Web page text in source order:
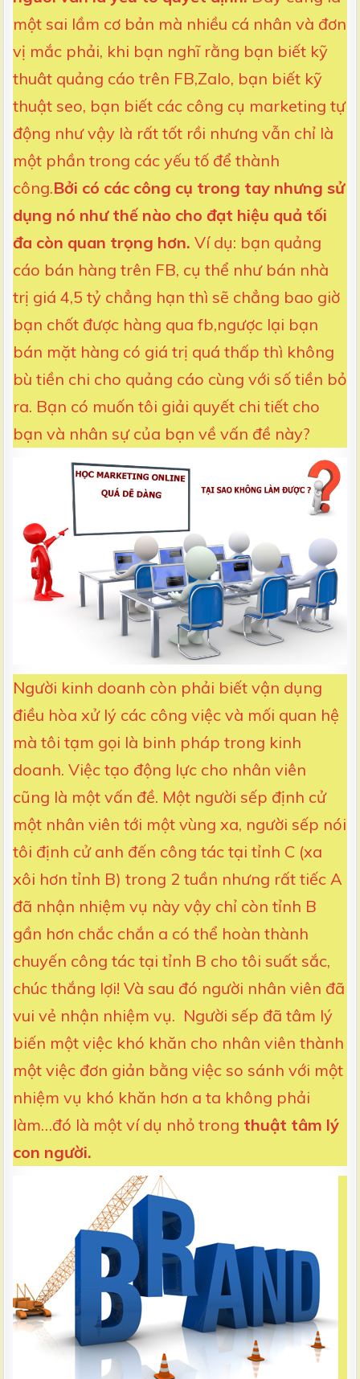
một sai lầm cơ bản mà nhiều cá nhân và đơn
vị mắc phải, khi bạn nghĩ rằng bạn biết kỹ
thuât quảng cáo trên FB,Zalo, bạn biết kỹ
thuật seo, bạn biết các công cụ marketing tự
động như vậy là rất tốt rồi nhưng vẫn chỉ là
một phần trong các yếu tố để thành
công.Bởi có các công cụ trong tay nhưng sử
dụng nó như thế nào cho đạt hiệu quả tối
đa còn quan trọng hơn. Ví dụ: bạn quảng
cáo bán hàng trên FB, cụ thể như bán nhà
trị giá 4,5 tỷ chẳng hạn thì sẽ chẳng bao giờ
bạn chốt được hàng qua fb,ngược lại bạn
bán mặt hàng có giá trị quá thấp thì không
bù tiền chi cho quảng cáo cùng với số tiền bỏ
ra. Bạn có muốn tôi giải quyết chi tiết cho
bạn và nhân sự của bạn về vấn đề này?
Người kinh doanh còn phải biết vận dụng
điều hòa xử lý các công việc và mối quan hệ
mà tôi tạm gọi là binh pháp trong kinh
doanh. Việc tạo động lực cho nhân viên
cũng là một vấn đề. Một người sếp định cử
một nhân viên tới một vùng xa, người sếp nói
tôi định cử anh đến công tác tại tỉnh C (xa
xôi hơn tỉnh B) trong 2 tuần nhưng rất tiếc A
đã nhận nhiệm vụ này vậy chỉ còn tỉnh B
gần hơn chắc chắn a có thể hoàn thành
chuyến công tác tại tỉnh B cho tôi suất sắc,
chúc thắng lợi! Và sau đó người nhân viên đã
vui vẻ nhận nhiệm vụ. Người sếp đã tâm lý
biến một việc khó khăn cho nhân viên thành
một việc đơn giản bằng việc so sánh với một
nhiệm vụ khó khăn hơn a ta không phải
làm…đó là một ví dụ nhỏ trong thuật tâm lý
con người.